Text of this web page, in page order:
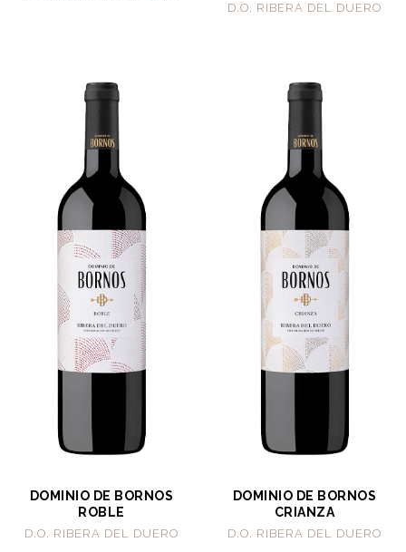
D.O. RIBERA DEL DUERO
DOMINIO DE BORNOS
ROBLE
D.O. RIBERA DEL DUERO
DOMINIO DE BORNOS
CRIANZA
D.O. RIBERA DEL DUERO